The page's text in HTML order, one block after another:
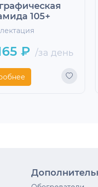
105+
₽ /за день